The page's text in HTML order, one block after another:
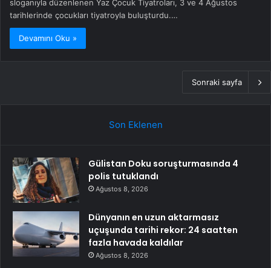
sloganıyla düzenlenen Yaz Çocuk Tiyatroları, 3 ve 4 Ağustos
tarihlerinde çocukları tiyatroyla buluşturdu.…
Devamını Oku »
Sonraki sayfa
Son Eklenen
Gülistan Doku soruşturmasında 4
polis tutuklandı
Ağustos 8, 2026
Dünyanın en uzun aktarmasız
uçuşunda tarihi rekor: 24 saatten
fazla havada kaldılar
Ağustos 8, 2026